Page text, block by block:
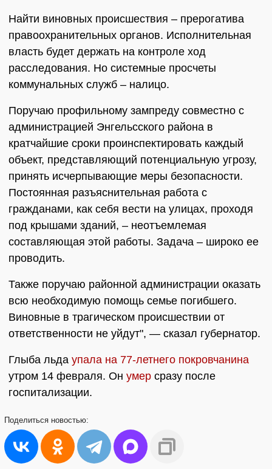
Найти виновных происшествия – прерогатива
правоохранительных органов. Исполнительная
власть будет держать на контроле ход
расследования. Но системные просчеты
коммунальных служб – налицо.
Поручаю профильному зампреду совместно с
администрацией Энгельсского района в
кратчайшие сроки проинспектировать каждый
объект, представляющий потенциальную угрозу,
принять исчерпывающие меры безопасности.
Постоянная разъяснительная работа с
гражданами, как себя вести на улицах, проходя
под крышами зданий, – неотъемлемая
составляющая этой работы. Задача – широко ее
проводить.
Также поручаю районной администрации оказать
всю необходимую помощь семье погибшего.
Виновные в трагическом происшествии от
ответственности не уйдут", — сказал губернатор.
Глыба льда упала на 77-летнего покровчанина
утром 14 февраля. Он умер сразу после
госпитализации.
Поделиться новостью: